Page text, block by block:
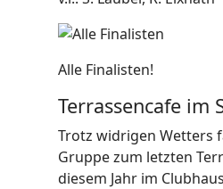
Alle Finalisten!
Terrassencafe im
Trotz widrigen Wetters
Gruppe zum letzten
diesem Jahr im